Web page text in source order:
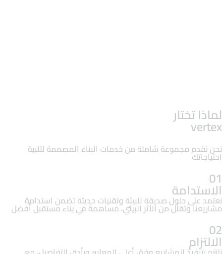
تختار
نقدم مجموعة شاملة من خدمات البناء المصممة لتلبية
على حلول صديقة للبيئة وتقنيات حديثة تضمن استدامة
وتقلل من الأثر البيئي، مساهمةً في بناء مستقبل أفضل